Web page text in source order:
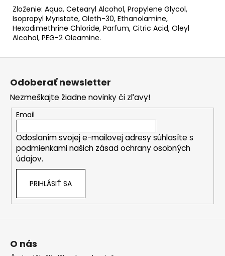
Zloženie: Aqua, Cetearyl Alcohol, Propylene Glycol,
Isopropyl Myristate, Oleth-30, Ethanolamine,
Hexadimethrine Chloride, Parfum, Citric Acid, Oleyl
Alcohol, PEG-2 Oleamine.
Z
Odoberať newsletter
Nezmeškajte žiadne novinky či zľavy!
Email
Odoslaním svojej e-mailovej adresy súhlasíte s
podmienkami našich zásad ochrany osobných
údajov.
PRIHLÁSIŤ SA
O nás